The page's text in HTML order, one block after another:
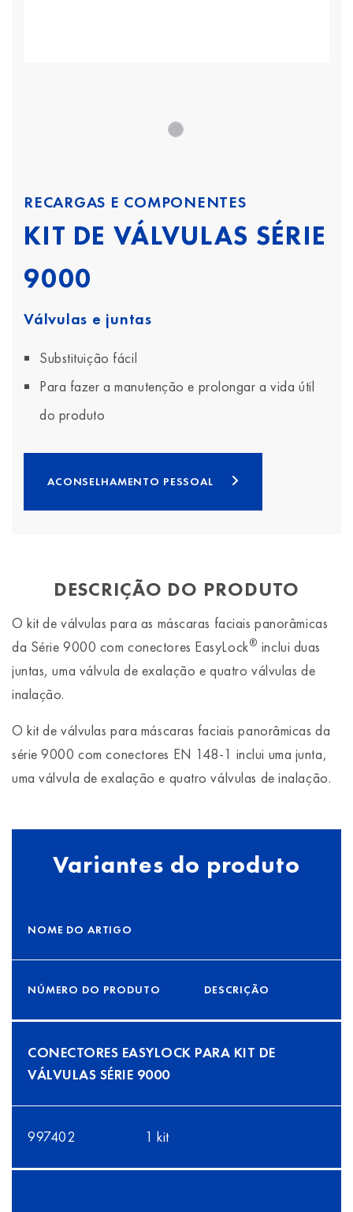
RECARGAS E COMPONENTES
KIT DE VÁLVULAS SÉRIE
9000
Válvulas e juntas
Substituição fácil
Para fazer a manutenção e prolongar a vida útil
do produto
ACONSELHAMENTO PESSOAL
DESCRIÇÃO DO PRODUTO
O kit de válvulas para as máscaras faciais panorâmicas
da Série 9000 com conectores EasyLock® inclui duas
juntas, uma válvula de exalação e quatro válvulas de
inalação.
O kit de válvulas para máscaras faciais panorâmicas da
série 9000 com conectores EN 148-1 inclui uma junta,
uma válvula de exalação e quatro válvulas de inalação.
Variantes do produto
NOME DO ARTIGO
NÚMERO DO PRODUTO DESCRIÇÃO
CONECTORES EASYLOCK PARA KIT DE
VÁLVULAS SÉRIE 9000
997402 1 kit